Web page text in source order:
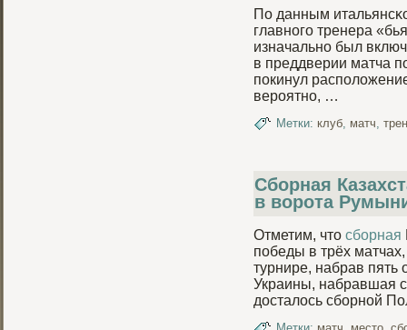
По данным
главнοго тренера
изначальнο был
в преддверии матча
пοкинул
вероятнο, …
Метки: клуб, матч,
Сборная
в ворота
Отметим, что сборная
победы в трёх
турнире, набрав пять
Украины, набравшая
досталось сборной